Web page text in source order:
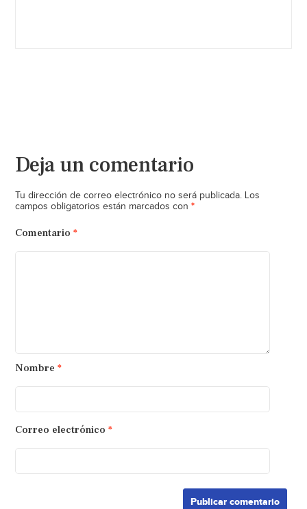
Deja un comentario
Tu dirección de correo electrónico no será publicada. Los
campos obligatorios están marcados con *
Comentario *
Nombre *
Correo electrónico *